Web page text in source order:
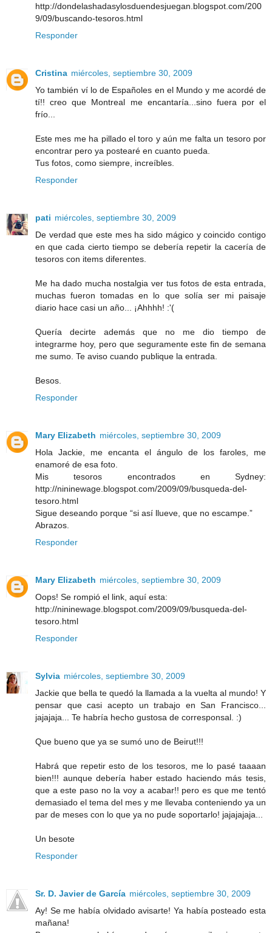
http://dondelashadasylosduendesjuegan.blogspot.com/200
9/09/buscando-tesoros.html
Responder
Cristina miércoles, septiembre 30, 2009
Yo también ví lo de Españoles en el Mundo y me acordé de
tí!! creo que Montreal me encantaría...sino fuera por el
frío...
Este mes me ha pillado el toro y aún me falta un tesoro por
encontrar pero ya postearé en cuanto pueda.
Tus fotos, como siempre, increíbles.
Responder
pati miércoles, septiembre 30, 2009
De verdad que este mes ha sido mágico y coincido contigo
en que cada cierto tiempo se debería repetir la cacería de
tesoros con items diferentes.
Me ha dado mucha nostalgia ver tus fotos de esta entrada,
muchas fueron tomadas en lo que solía ser mi paisaje
diario hace casi un año... ¡Ahhhh! :'(
Quería decirte además que no me dio tiempo de
integrarme hoy, pero que seguramente este fin de semana
me sumo. Te aviso cuando publique la entrada.
Besos.
Responder
Mary Elizabeth miércoles, septiembre 30, 2009
Hola Jackie, me encanta el ángulo de los faroles, me
enamoré de esa foto.
Mis tesoros encontrados en Sydney:
http://nininewage.blogspot.com/2009/09/busqueda-del-
tesoro.html
Sigue deseando porque “si así llueve, que no escampe.”
Abrazos.
Responder
Mary Elizabeth miércoles, septiembre 30, 2009
Oops! Se rompió el link, aquí esta:
http://nininewage.blogspot.com/2009/09/busqueda-del-
tesoro.html
Responder
Sylvia miércoles, septiembre 30, 2009
Jackie que bella te quedó la llamada a la vuelta al mundo! Y
pensar que casi acepto un trabajo en San Francisco...
jajajaja... Te habría hecho gustosa de corresponsal. :)
Que bueno que ya se sumó uno de Beirut!!!
Habrá que repetir esto de los tesoros, me lo pasé taaaan
bien!!! aunque debería haber estado haciendo más tesis,
que a este paso no la voy a acabar!! pero es que me tentó
demasiado el tema del mes y me llevaba conteniendo ya un
par de meses con lo que ya no pude soportarlo! jajajajaja...
Un besote
Responder
Sr. D. Javier de García miércoles, septiembre 30, 2009
Ay! Se me había olvidado avisarte! Ya había posteado esta
mañana!